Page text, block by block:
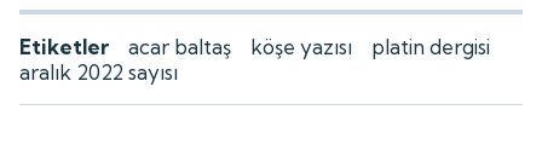
Etiketler acar baltaş köşe yazısı
platin dergisi
aralık 2022 sayısı